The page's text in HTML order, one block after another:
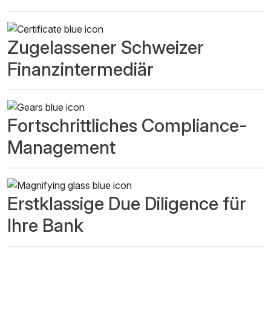
Zugelassener Schweizer
Finanzintermediär
Fortschrittliches Compliance-
Management
Erstklassige Due Diligence für
Ihre Bank